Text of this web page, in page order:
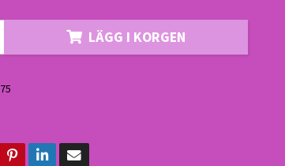
LÄGG I KORGEN
75